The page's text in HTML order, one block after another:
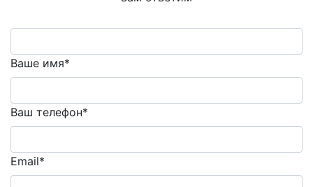
Ваше имя*
Ваш телефон*
Email*